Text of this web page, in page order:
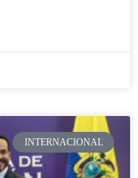
INTERNACIONAL